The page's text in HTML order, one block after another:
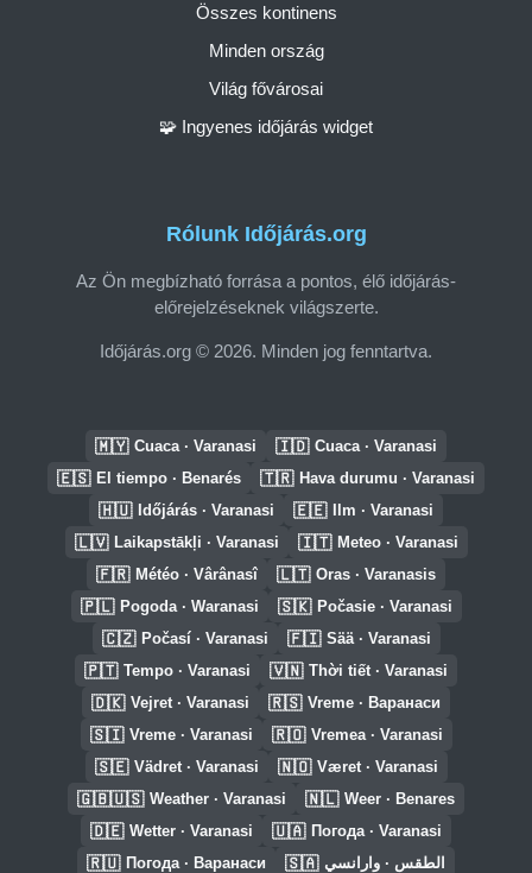
Rólunk Időjárás.org
Az Ön megbízható forrása a pontos, élő időjárás-
előrejelzéseknek világszerte.
Időjárás.org © 2026. Minden jog fenntartva.
Összes kontinens
Minden ország
Világ fővárosai
🧩 Ingyenes időjárás widget
🇲🇾 Cuaca · Varanasi 🇮🇩 Cuaca · Varanasi
🇪🇸 El tiempo · Benarés 🇹🇷 Hava durumu · Varanasi
🇭🇺 Időjárás · Varanasi 🇪🇪 Ilm · Varanasi
🇱🇻 Laikapstākļi · Varanasi 🇮🇹 Meteo · Varanasi
🇫🇷 Météo · Vârânasî 🇱🇹 Oras · Varanasis
🇵🇱 Pogoda · Waranasi 🇸🇰 Počasie · Varanasi
🇨🇿 Počasí · Varanasi 🇫🇮 Sää · Varanasi
🇵🇹 Tempo · Varanasi 🇻🇳 Thời tiết · Varanasi
🇩🇰 Vejret · Varanasi 🇷🇸 Vreme · Варанаси
🇸🇮 Vreme · Varanasi 🇷🇴 Vremea · Varanasi
🇸🇪 Vädret · Varanasi 🇳🇴 Været · Varanasi
🇬🇧🇺🇸 Weather · Varanasi 🇳🇱 Weer · Benares
🇩🇪 Wetter · Varanasi 🇺🇦 Погода · Varanasi
🇷🇺 Погода · Варанаси 🇸🇦 الطقس · وارانسي